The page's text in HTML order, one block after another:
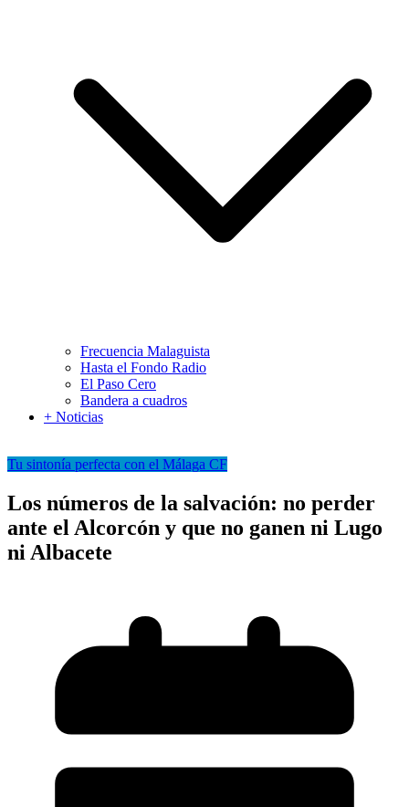
Frecuencia Malaguista
Hasta el Fondo Radio
El Paso Cero
Bandera a cuadros
+ Noticias
Tu sintonía perfecta con el Málaga CF
Los números de la salvación: no perder
ante el Alcorcón y que no ganen ni Lugo
ni Albacete